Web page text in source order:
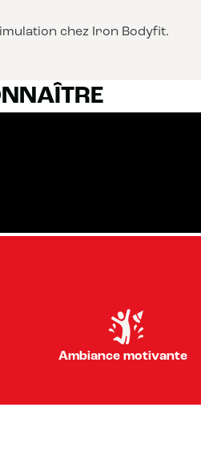
chez Iron Bodyfit.
Ambiance motivante